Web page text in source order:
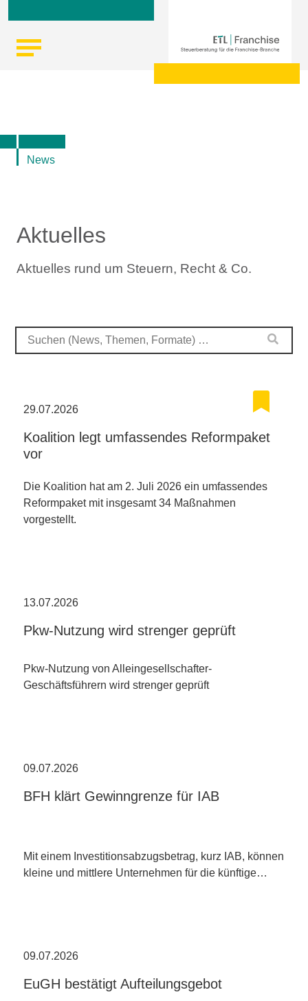
Skip
content
Finanzen
News
Aktuelles
Aktuelles rund um Steuern, Recht & Co.
29.07.2026
Koalition legt umfassendes Reformpaket
vor
Die Koalition hat am 2. Juli 2026 ein umfassendes
Reformpaket mit insgesamt 34 Maßnahmen
vorgestellt.
13.07.2026
Pkw-Nutzung wird strenger geprüft
Pkw-Nutzung von Alleingesellschafter-
Geschäftsführern wird strenger geprüft
09.07.2026
BFH klärt Gewinngrenze für IAB
Mit einem Investitionsabzugsbetrag, kurz IAB, können
kleine und mittlere Unternehmen für die künftige…
09.07.2026
EuGH bestätigt Aufteilungsgebot